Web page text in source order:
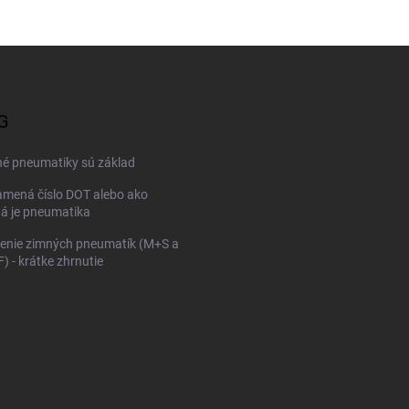
pneumatiky sú základ
číslo DOT alebo ako
je pneumatika
zimných pneumatík (M+S a
- krátke zhrnutie